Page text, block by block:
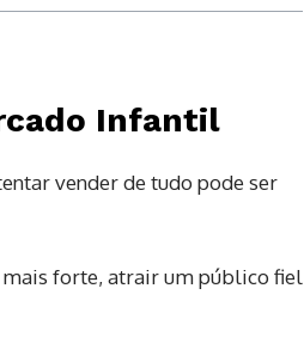
Infantil
vender de tudo pode ser
forte, atrair um público fiel